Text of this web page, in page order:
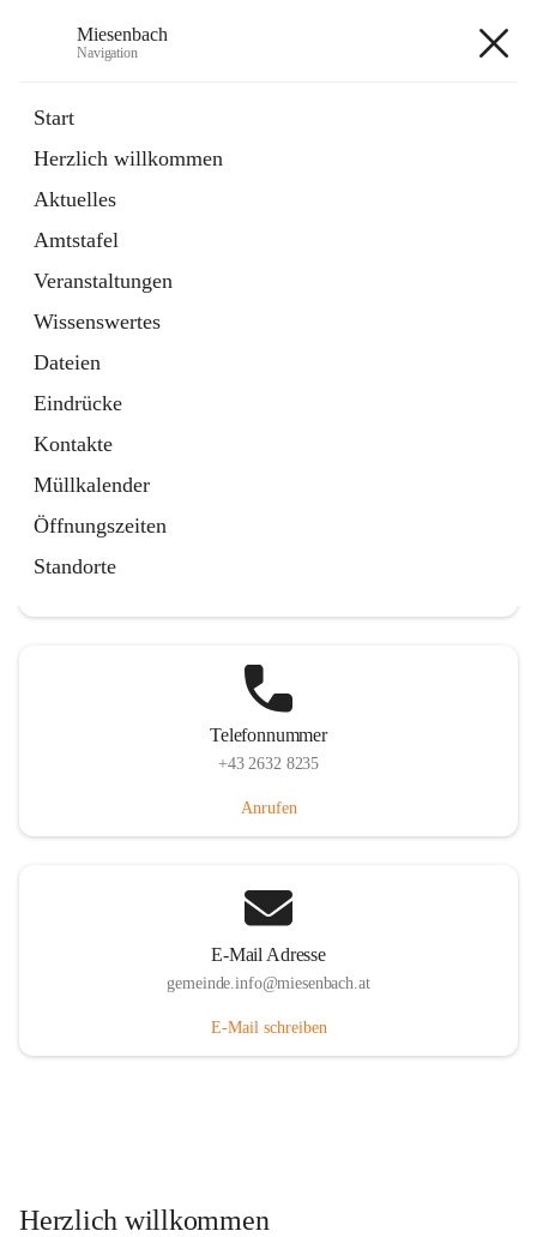
Miesenbach
Navigation
Start
Herzlich willkommen
Aktuelles
Amtstafel
Veranstaltungen
Wissenswertes
Dateien
Eindrücke
Kontakte
Müllkalender
Öffnungszeiten
Standorte
Externe Webseite
in
Tab
Region Schneebergland
Externe Webseite
öffnet
in
neuem
Tab
Telefonnummer
+43 2632 8235
Anrufen
E-Mail Adresse
gemeinde.info@miesenbach.at
E-Mail schreiben
Herzlich willkommen